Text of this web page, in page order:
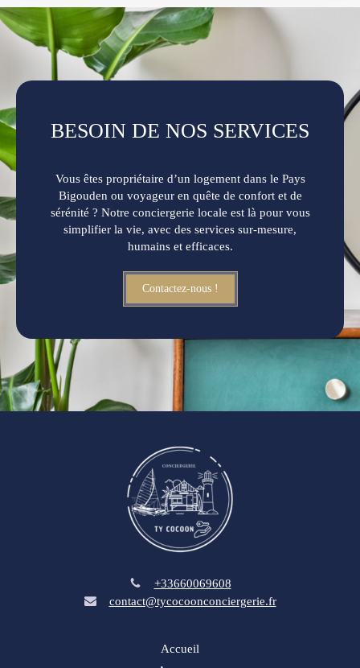
BESOIN DE NOS SERVICES
Vous êtes propriétaire d’un logement dans le Pays
Bigouden ou voyageur en quête de confort et de
sérénité ? Notre conciergerie locale est là pour vous
simplifier la vie, avec des services sur-mesure,
humains et efficaces.
Contactez-nous !
+33660069608
contact@tycocoonconciergerie.fr
Accueil